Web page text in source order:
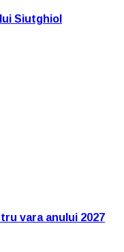
Siutghiol
vara anului 2027